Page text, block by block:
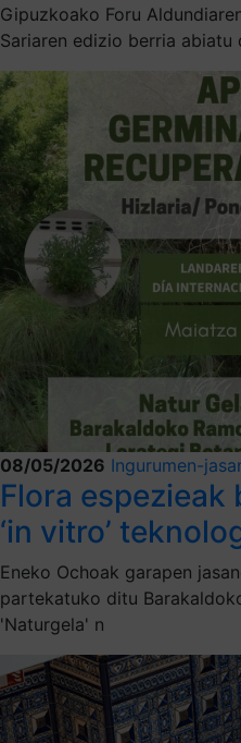
Gipuzkoako Foru
Sariaren edizio berria abiatu
08/05/2026 Ingurumen-
Flora
‘in vitro’
Eneko Ochoak garapen
partekatuko ditu
'Naturgela' n